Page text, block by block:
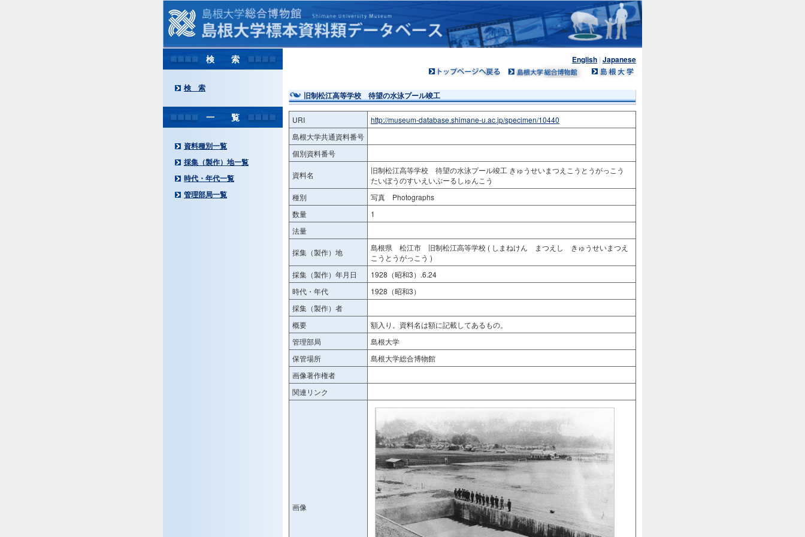
検 索
検 索
一 覧
資料種別一覧
採集（製作）地一覧
時代・年代一覧
管理部局一覧
English | Japanese
旧制松江高等学校 待望の水泳プール竣工
URI
http://museum-database.shimane-u.ac.jp/specimen/10440
島根大学共通資料番号
個別資料番号
資料名
旧制松江高等学校 待望の水泳プール竣工 きゅうせいまつえこうとうがっこう
たいぼうのすいえいぷーるしゅんこう
種別
写真 Photographs
数量
1
法量
採集（製作）地
島根県 松江市 旧制松江高等学校 ( しまねけん まつえし きゅうせいまつえ
こうとうがっこう )
採集（製作）年月日
1928（昭和3）.6.24
時代・年代
1928（昭和3）
採集（製作）者
概要
額入り。資料名は額に記載してあるもの。
管理部局
島根大学
保管場所
島根大学総合博物館
画像著作権者
関連リンク
画像